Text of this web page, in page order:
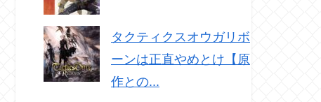
タクティクスオウガリボ
ーンは正直やめとけ【原
作との...